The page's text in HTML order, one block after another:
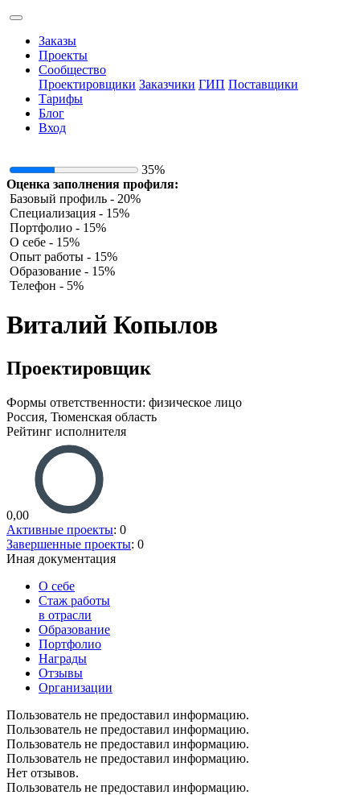
Заказы
Проекты
Сообщество
Проектировщики Заказчики ГИП Поставщики
Тарифы
Блог
Вход
35%
Оценка заполнения профиля:
Базовый профиль - 20%
Специализация - 15%
Портфолио - 15%
О себе - 15%
Опыт работы - 15%
Образование - 15%
Телефон - 5%
Виталий Копылов
Проектировщик
Формы ответственности: физическое лицо
Россия, Тюменская область
Рейтинг исполнителя
0,00
Активные проекты: 0
Завершенные проекты: 0
Иная документация
О себе
Стаж работы
в отрасли
Образование
Портфолио
Награды
Отзывы
Организации
Пользователь не предоставил информацию.
Пользователь не предоставил информацию.
Пользователь не предоставил информацию.
Пользователь не предоставил информацию.
Нет отзывов.
Пользователь не предоставил информацию.